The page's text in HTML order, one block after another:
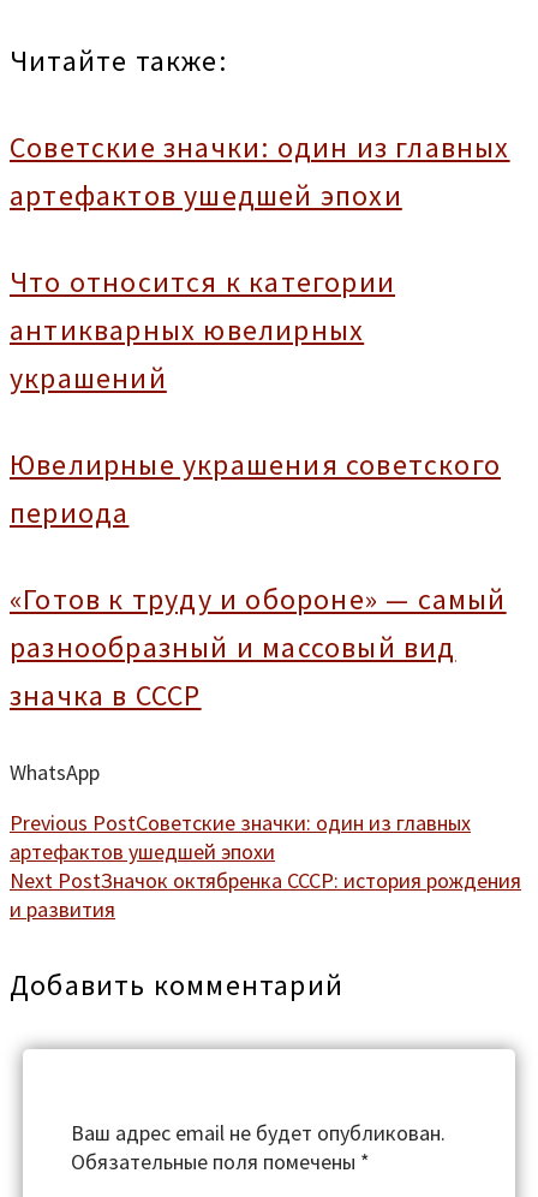
Читайте также:
Советские значки: один из главных
артефактов ушедшей эпохи
Что относится к категории
антикварных ювелирных
украшений
Ювелирные украшения советского
периода
«Готов к труду и обороне» — самый
разнообразный и массовый вид
значка в СССР
WhatsApp
Previous PostСоветские значки: один из главных
артефактов ушедшей эпохи
Next PostЗначок октябренка СССР: история рождения
и развития
Добавить комментарий
Ваш адрес email не будет опубликован.
Обязательные поля помечены *